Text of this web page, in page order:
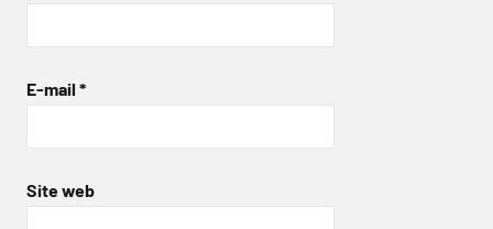
E-mail *
Site web